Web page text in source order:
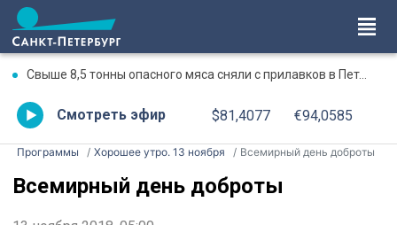
Свыше 8,5 тонны опасного мяса сняли с прилавков в Петербурге и Ленобласти с начала года
Смотреть эфир $81,4077 €94,0585
Программы Хорошее утро. 13 ноября Всемирный день доброты
Всемирный день доброты